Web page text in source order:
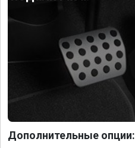
Дополнительные опции: